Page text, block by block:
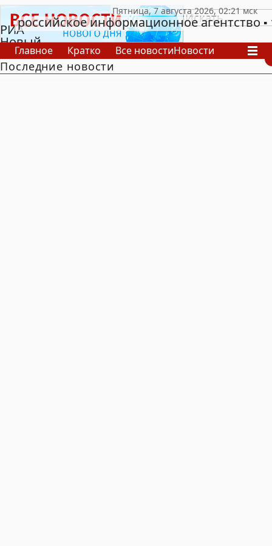
РИА
Новый
День
российское информационное агентство
Главное Кратко Все новостиНовости
В России
В мире
Последние новости